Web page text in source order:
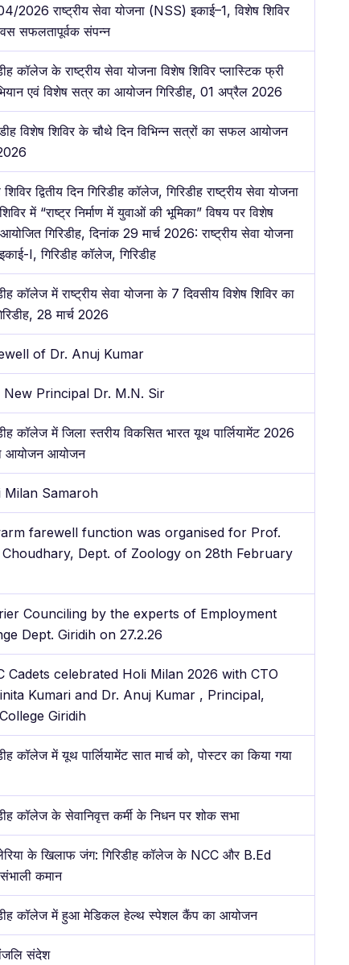
2026 राष्ट्रीय सेवा योजना (NSS) इकाई–1, विशेष शिविर
सफलतापूर्वक संपन्न
कॉलेज के राष्ट्रीय सेवा योजना विशेष शिविर प्लास्टिक फ्री
एवं विशेष सत्र का आयोजन गिरिडीह, 01 अप्रैल 2026
विशेष शिविर के चौथे दिन विभिन्न सत्रों का सफल आयोजन
द्वितीय दिन गिरिडीह कॉलेज, गिरिडीह राष्ट्रीय सेवा योजना
में “राष्ट्र निर्माण में युवाओं की भूमिका” विषय पर विशेष
गिरिडीह, दिनांक 29 मार्च 2026: राष्ट्रीय सेवा योजना
I, गिरिडीह कॉलेज, गिरिडीह
कॉलेज में राष्ट्रीय सेवा योजना के 7 दिवसीय विशेष शिविर का
28 मार्च 2026
of Dr. Anuj Kumar
New Principal Dr. M.N. Sir
कॉलेज में जिला स्तरीय विकसित भारत यूथ पार्लियामेंट 2026
आयोजन आयोजन
Milan Samaroh
farewell function was organised for Prof.
Dept. of Zoology on 28th February
Counciling by the experts of Employment
Dept. Giridih on 27.2.26
Cadets celebrated Holi Milan 2026 with CTO
Kumari and Dr. Anuj Kumar , Principal,
Giridih
कॉलेज में यूथ पार्लियामेंट सात मार्च को, पोस्टर का किया गया
कॉलेज के सेवानिवृत्त कर्मी के निधन पर शोक सभा
के खिलाफ जंग: गिरिडीह कॉलेज के NCC और B.Ed
कमान
कॉलेज में हुआ मेडिकल हेल्थ स्पेशल कैंप का आयोजन
संदेश